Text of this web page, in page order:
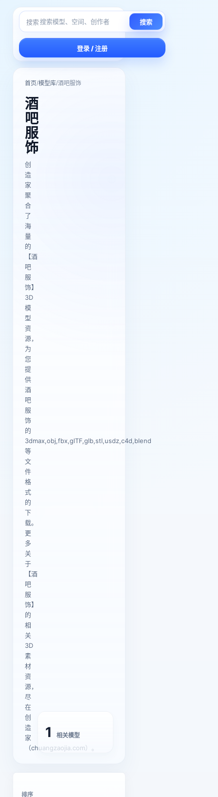
搜索 搜索
登录 / 注册
首页/模型库/酒吧服饰
酒
吧
服
饰
创
造
家
聚
合
了
海
量
的
【酒
吧
服
饰】
3D
模
型
资
源，
为
您
提
供
酒
吧
服
饰
的
3dmax,obj,fbx,glTF,glb,stl,usdz,c4d,blend
等
文
件
格
式
的
下
载。
更
多
关
于
【酒
吧
服
饰】
的
相
关
3D
素
材
资
源，
尽
在
创
造
家
（chuangzaojia.com）。
1 相关模型
排序